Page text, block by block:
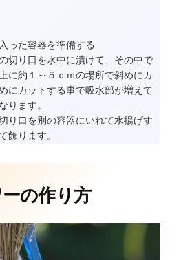
った容器を準備する
切り口を水中に漬けて、その中で
に約１～５ｃｍの場所で斜めにカ
にカットする事で吸水部が増えて
ります。
切り口を別の容器にいれて水揚げす
飾ります。
の作り方